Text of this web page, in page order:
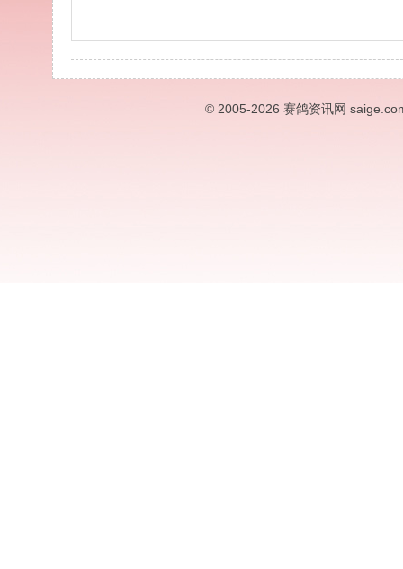
© 2005-2026 赛鸽资讯网